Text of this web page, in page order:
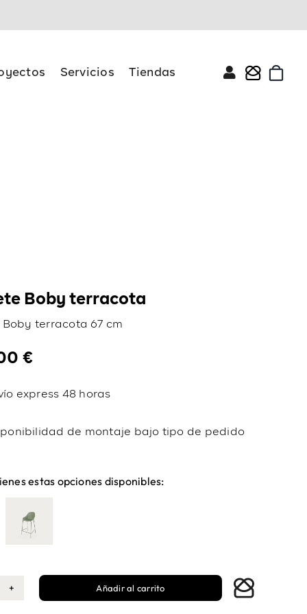
Servicios Tiendas
Boby terracota
Boby terracota 67 cm
€
express 48 horas
de montaje bajo tipo de pedido
estas opciones disponibles:
Añadir al carrito